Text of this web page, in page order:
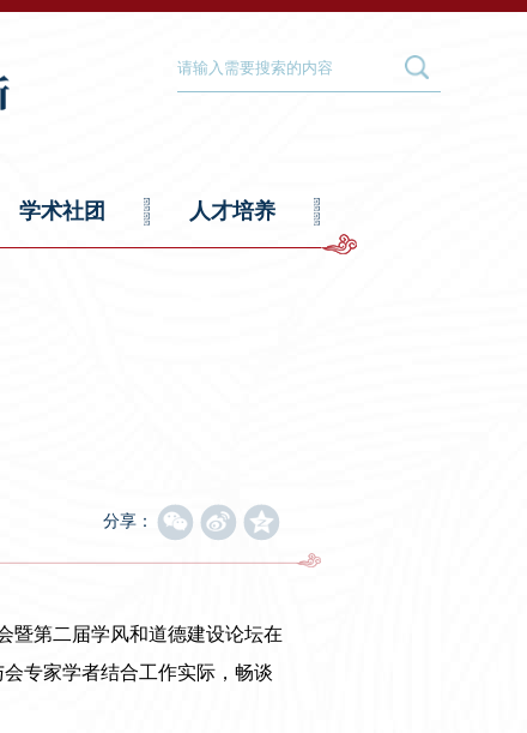
学术社团 人才培养
分享：
暨第二届学风和道德建设论坛在
专家学者结合工作实际，畅谈